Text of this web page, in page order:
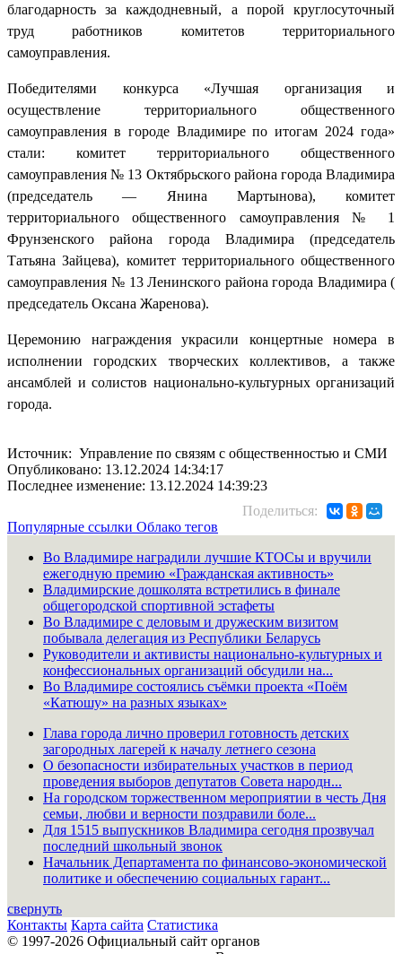
благодарность за каждодневный, а порой круглосуточный
труд работников комитетов территориального
самоуправления.
Победителями конкурса «Лучшая организация и
осуществление территориального общественного
самоуправления в городе Владимире по итогам 2024 года»
стали: комитет территориального общественного
самоуправления № 13 Октябрьского района города Владимира
(председатель — Янина Мартынова), комитет
территориального общественного самоуправления № 1
Фрунзенского района города Владимира (председатель
Татьяна Зайцева), комитет территориального общественного
самоуправления № 13 Ленинского района города Владимира (
председатель Оксана Жаренова).
Церемонию награждения украсили концертные номера в
исполнении городских творческих коллективов, а также
ансамблей и солистов национально-культурных организаций
города.
Источник: Управление по связям с общественностью и СМИ
Опубликовано: 13.12.2024 14:34:17
Последнее изменение: 13.12.2024 14:39:23
Поделиться:
Популярные ссылки Облако тегов
Во Владимире наградили лучшие КТОСы и вручили
ежегодную премию «Гражданская активность»
Владимирские дошколята встретились в финале
общегородской спортивной эстафеты
Во Владимире с деловым и дружеским визитом
побывала делегация из Республики Беларусь
Руководители и активисты национально-культурных и
конфессиональных организаций обсудили на...
Во Владимире состоялись съёмки проекта «Поём
«Катюшу» на разных языках»
Глава города лично проверил готовность детских
загородных лагерей к началу летнего сезона
О безопасности избирательных участков в период
проведения выборов депутатов Совета народн...
На городском торжественном мероприятии в честь Дня
семьи, любви и верности поздравили боле...
Для 1515 выпускников Владимира сегодня прозвучал
последний школьный звонок
Начальник Департамента по финансово-экономической
политике и обеспечению социальных гарант...
свернуть
Контакты Карта сайта Статистика
© 1997-2026 Официальный сайт органов